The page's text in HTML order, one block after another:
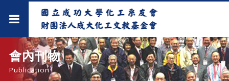
會內刊物
Publication